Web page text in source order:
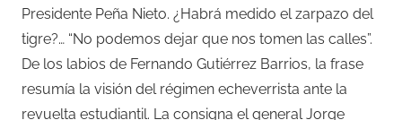
Presidente Peña Nieto. ¿Habrá medido el zarpazo del
tigre?… “No podemos dejar que nos tomen las calles”.
De los labios de Fernando Gutiérrez Barrios, la frase
resumía la visión del régimen echeverrista ante la
revuelta estudiantil. La consigna el general Jorge